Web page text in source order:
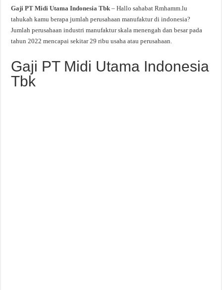
Gaji PT Midi Utama Indonesia Tbk – Hallo sahabat Rmhamm.lu
tahukah kamu berapa jumlah perusahaan manufaktur di indonesia?
Jumlah perusahaan industri manufaktur skala menengah dan besar pada
tahun 2022 mencapai sekitar 29 ribu usaha atau perusahaan.
Gaji PT Midi Utama Indonesia
Tbk